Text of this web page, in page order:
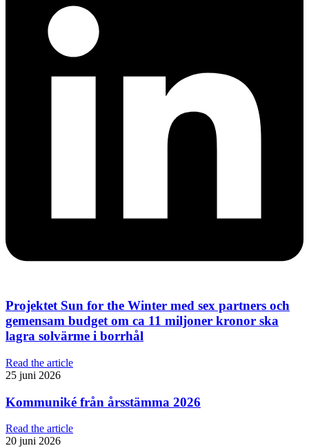
Projektet Sun for the Winter med sex partners och
gemensam budget om ca 11 miljoner kronor ska
lagra solvärme i borrhål
Read the article
25 juni 2026
Kommuniké från årsstämma 2026
Read the article
20 juni 2026